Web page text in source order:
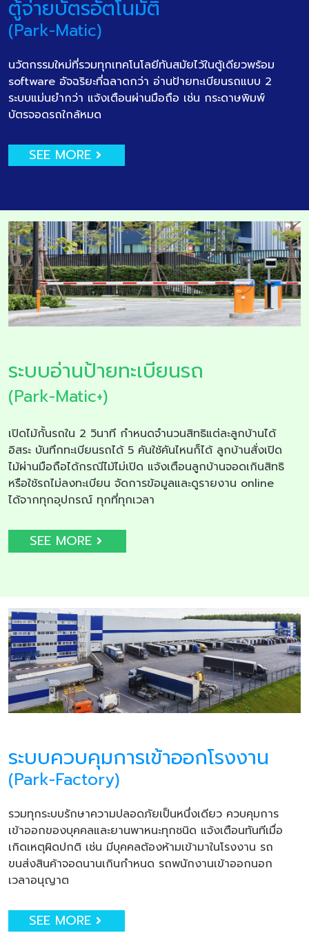
ตู้จ่ายบัตรอัตโนมัติ
(Park-Matic)
นวัตกรรมใหม่ที่รวมทุกเทคโนโลยีทันสมัยไว้ในตู้เดียวพร้อม
software อัจฉริยะที่ฉลาดกว่า อ่านป้ายทะเบียนรถแบบ 2
ระบบแม่นยำกว่า แจ้งเตือนผ่านมือถือ เช่น กระดาษพิมพ์
บัตรจอดรถใกล้หมด
SEE MORE
ระบบอ่านป้ายทะเบียนรถ
(Park-Matic+)
เปิดไม้กั้นรถใน 2 วินาที กำหนดจำนวนสิทธิแต่ละลูกบ้านได้
อิสระ บันทึกทะเบียนรถได้ 5 คันใช้คันไหนก็ได้ ลูกบ้านสั่งเปิด
ไม้ผ่านมือถือได้กรณีไม้ไม่เปิด แจ้งเตือนลูกบ้านจอดเกินสิทธิ
หรือใช้รถไม่ลงทะเบียน จัดการข้อมูลและดูรายงาน online
ได้จากทุกอุปกรณ์ ทุกที่ทุกเวลา
SEE MORE
ระบบควบคุมการเข้าออกโรงงาน
(Park-Factory)
รวมทุกระบบรักษาความปลอดภัยเป็นหนึ่งเดียว ควบคุมการ
เข้าออกของบุคคลและยานพาหนะทุกชนิด แจ้งเตือนทันทีเมื่อ
เกิดเหตุผิดปกติ เช่น มีบุคคลต้องห้ามเข้ามาในโรงงาน รถ
ขนส่งสินค้าจอดนานเกินกำหนด รถพนักงานเข้าออกนอก
เวลาอนุญาต
SEE MORE